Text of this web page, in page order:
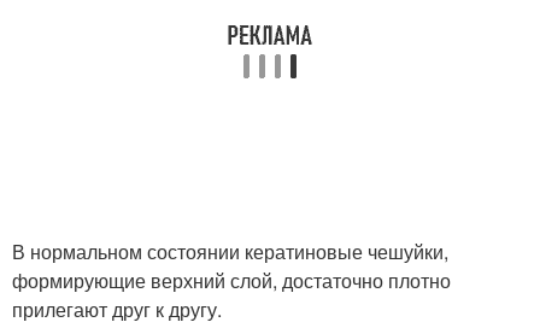
В нормальном состоянии кератиновые чешуйки,
формирующие верхний слой, достаточно плотно
прилегают друг к другу.